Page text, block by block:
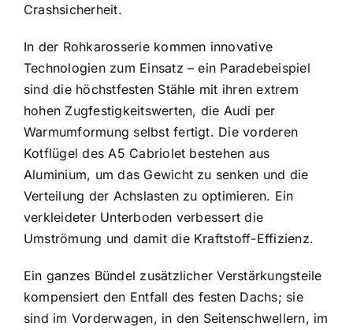
Crashsicherheit.
In der Rohkarosserie kommen innovative
Technologien zum Einsatz – ein Paradebeispiel
sind die höchstfesten Stähle mit ihren extrem
hohen Zugfestig­keitswerten, die Audi per
Warmumformung selbst fertigt. Die vorderen
Kotflügel des A5 Cabriolet bestehen aus
Aluminium, um das Gewicht zu senken und die
Verteilung der Achslasten zu optimieren. Ein
verkleideter Unterboden verbessert die
Umströmung und damit die Kraftstoff-Effizienz.
Ein ganzes Bündel zusätzlicher Verstärkungsteile
kompensiert den Entfall des festen Dachs; sie
sind im Vorderwagen, in den Seitenschwellern, im